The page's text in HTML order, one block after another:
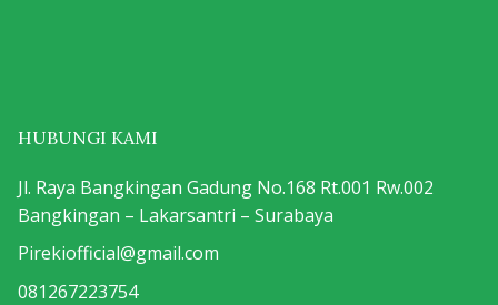
HUBUNGI KAMI
Jl. Raya Bangkingan Gadung No.168 Rt.001 Rw.002
Bangkingan – Lakarsantri – Surabaya
Pirekiofficial@gmail.com
081267223754